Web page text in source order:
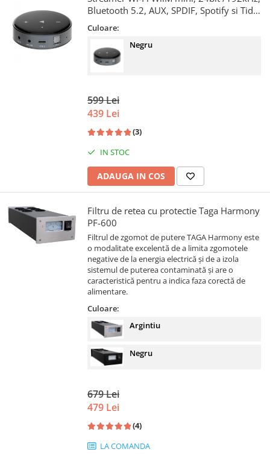
Bluetooth 5.2, AUX, SPDIF, Spotify si Tidal
Connect, Airplay 2
Culoare:
Negru
599 Lei
439 Lei
(3)
IN STOC
ADAUGA IN COS
Filtru de retea cu protectie Taga Harmony
PF-600
Filtrul de zgomot de putere TAGA Harmony este
o modalitate excelentă de a limita zgomotele
negative de la energia electrică și de a izola
sistemul de puterea contaminată și are o
caracteristică pentru a indica faza corectă de
alimentare.
Culoare:
Argintiu
Negru
679 Lei
479 Lei
(4)
LA COMANDA